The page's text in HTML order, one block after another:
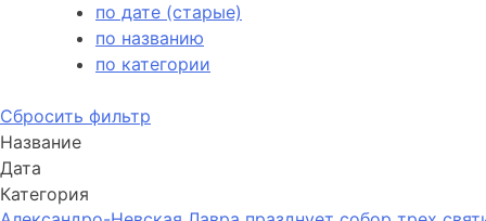
по дате (старые)
по названию
по категории
Сбросить фильтр
Название
Дата
Категория